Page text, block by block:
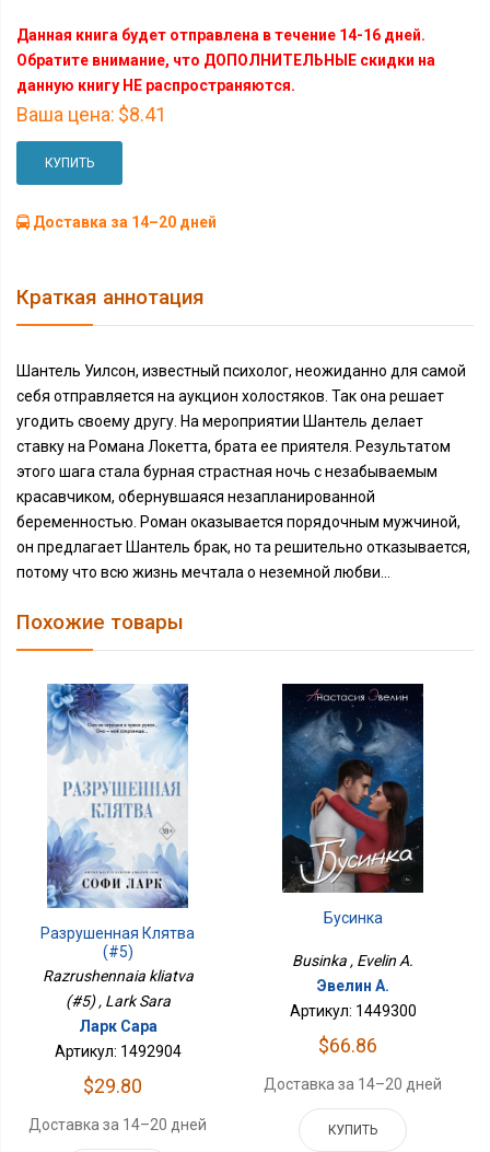
Данная книга будет отправлена в течение 14-16 дней.
Обратите внимание, что ДОПОЛНИТЕЛЬНЫЕ скидки на
данную книгу НЕ распространяются.
Ваша цена: $8.41
КУПИТЬ
Доставка за 14–20 дней
Краткая аннотация
Шантель Уилсон, известный психолог, неожиданно для самой
себя отправляется на аукцион холостяков. Так она решает
угодить своему другу. На мероприятии Шантель делает
ставку на Романа Локетта, брата ее приятеля. Результатом
этого шага стала бурная страстная ночь с незабываемым
красавчиком, обернувшаяся незапланированной
беременностью. Роман оказывается порядочным мужчиной,
он предлагает Шантель брак, но та решительно отказывается,
потому что всю жизнь мечтала о неземной любви…
Похожие товары
Разрушенная Клятва
(#5)
Razrushennaia kliatva
(#5) , Lark Sara
Ларк Сара
Артикул: 1492904
$29.80
Доставка за 14–20 дней
Бусинка
Businka , Evelin A.
Эвелин А.
Артикул: 1449300
$66.86
Доставка за 14–20 дней
КУПИТЬ